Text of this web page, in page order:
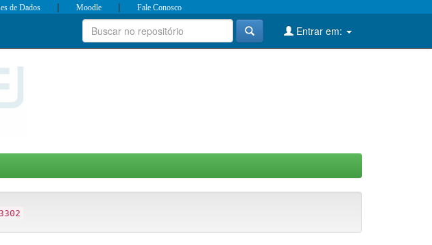
de Dados | Moodle | Fale Conosco
Entrar em: